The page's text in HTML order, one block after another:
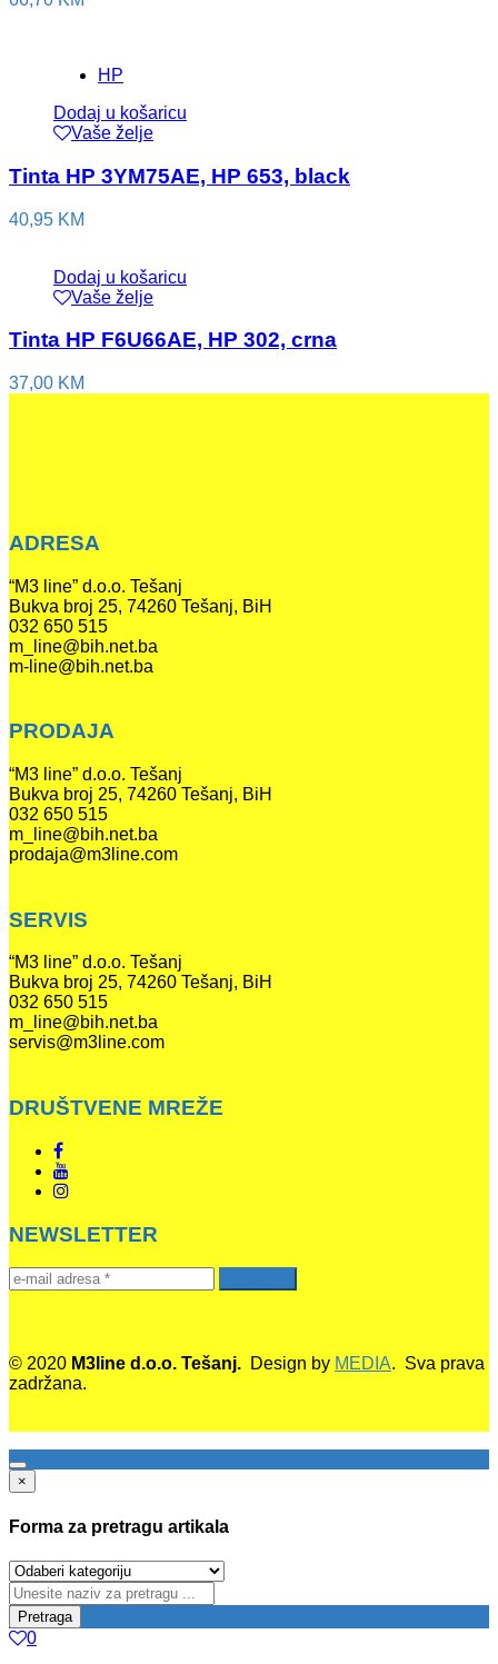
HP
Dodaj u košaricu
Vaše želje
Tinta HP 3YM75AE, HP 653, black
40,95 KM
Dodaj u košaricu
Vaše želje
Tinta HP F6U66AE, HP 302, crna
37,00 KM
ADRESA
“M3 line” d.o.o. Tešanj
Bukva broj 25, 74260 Tešanj, BiH
032 650 515
m_line@bih.net.ba
m-line@bih.net.ba
PRODAJA
“M3 line” d.o.o. Tešanj
Bukva broj 25, 74260 Tešanj, BiH
032 650 515
m_line@bih.net.ba
prodaja@m3line.com
SERVIS
“M3 line” d.o.o. Tešanj
Bukva broj 25, 74260 Tešanj, BiH
032 650 515
m_line@bih.net.ba
servis@m3line.com
DRUŠTVENE MREŽE
NEWSLETTER
© 2020 M3line d.o.o. Tešanj. Design by MEDIA. Sva prava
zadržana.
×
Forma za pretragu artikala
Pretraga
0